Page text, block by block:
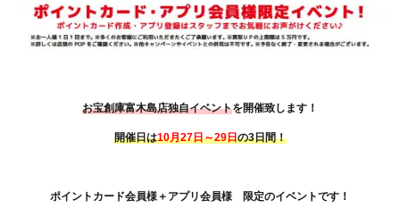
お宝創庫富木島店独自イベントを開催致します！
開催日は10月27日～29日の3日間！
ポイントカード会員様＋アプリ会員様 限定のイベントです！